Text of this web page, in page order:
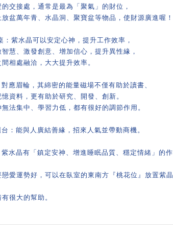
交接處，通常是最為「聚氣」的財位，
盆萬年青、水晶洞、聚寶盆等物品，使財源廣進喔！
：紫水晶可以安定心神，提升工作效率，
慧、激發創意、增加信心，提升異性緣，
相處融洽，大大提升效率。
應眉輪，其綿密的能量磁場不僅有助於讀書、
資料，更有助於研究、開發、創新。
法集中、學習力低，都有很好的調節作用。
：能與人廣結善緣，招來人氣並帶動商機。
水晶有「鎮定安神、增進睡眠品質、穩定情緒」的作
愛運勢好，可以在臥室的東南方『桃花位』放置紫晶
很大的幫助。